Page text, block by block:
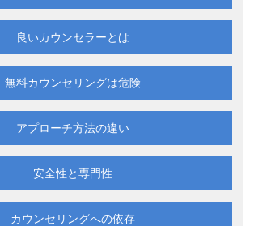
良いカウンセラーとは
無料カウンセリングは危険
アプローチ方法の違い
安全性と専門性
カウンセリングへの依存